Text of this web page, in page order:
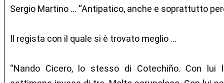
Sergio Martino … “Antipatico, anche e soprattutto
Il regista con il quale si è trovato meglio …
“Nando Cicero, lo stesso di Cotechiño. Con lui